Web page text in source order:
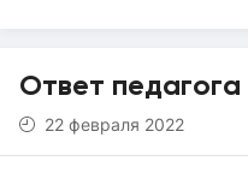
Ответ педагога
22 февраля 2022